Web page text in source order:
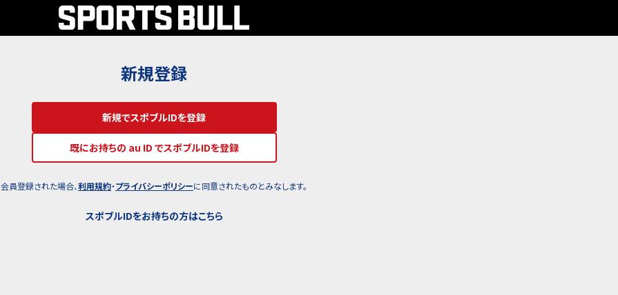
新規登録
新規でスポブルIDを登録
既にお持ちの au ID でスポブルIDを登録
会員登録された場合、利用規約・プライバシーポリシーに同意されたものとみなします。
スポブルIDをお持ちの方はこちら